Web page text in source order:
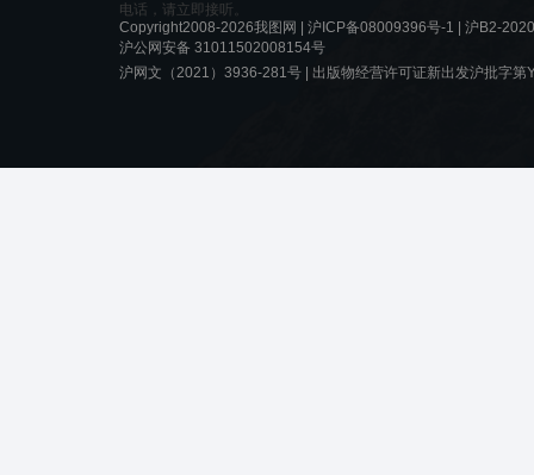
电话，请立即接听。
Copyright2008-2026我图网 | 沪ICP备08009396号-1
沪B2-
沪公网安备 31011502008154号
沪网文（2021）3936-281号 | 出版物经营许可证新出发沪批字第